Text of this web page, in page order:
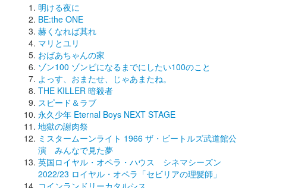
明ける夜に
BE:the ONE
赫くなれば其れ
マリとユリ
おばあちゃんの家
ゾン100 ゾンビになるまでにしたい100のこと
よっす、おまたせ、じゃあまたね。
THE KILLER 暗殺者
スピード＆ラブ
永久少年 Eternal Boys NEXT STAGE
地獄の謝肉祭
ミスタームーンライト 1966 ザ・ビートルズ武道館公
演 みんなで見た夢
英国ロイヤル・オペラ・ハウス シネマシーズン
2022/23 ロイヤル・オペラ「セビリアの理髪師」
コインランドリーカタルシス